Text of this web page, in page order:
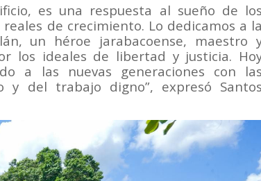
es una respuesta al sueño de los
de crecimiento. Lo dedicamos a la
un héroe jarabacoense, maestro
los ideales de libertad y justicia.
a las nuevas generaciones con las
y del trabajo digno”, expresó Santos